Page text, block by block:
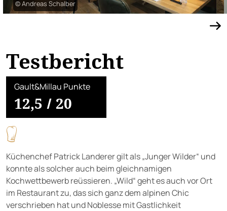
© Andreas Schalber
Testbericht
Gault&Millau Punkte
12,5 / 20
Küchenchef Patrick Landerer gilt als „Junger Wilder“ und
konnte als solcher auch beim gleichnamigen
Kochwettbewerb reüssieren. „Wild“ geht es auch vor Ort
im Restaurant zu, das sich ganz dem alpinen Chic
verschrieben hat und Noblesse mit Gastlichkeit